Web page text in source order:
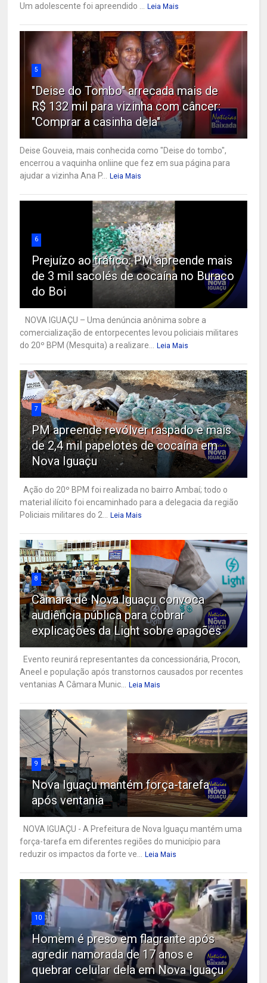
Um adolescente foi apreendido ... Leia Mais
5
"Deise do Tombo" arrecada mais de
R$ 132 mil para vizinha com câncer:
"Comprar a casinha dela"
Deise Gouveia, mais conhecida como "Deise do tombo",
encerrou a vaquinha onliine que fez em sua página para
ajudar a vizinha Ana P... Leia Mais
6
Prejuízo ao tráfico: PM apreende mais
de 3 mil sacolés de cocaína no Buraco
do Boi
NOVA IGUAÇU – Uma denúncia anônima sobre a
comercialização de entorpecentes levou policiais militares
do 20º BPM (Mesquita) a realizare... Leia Mais
7
PM apreende revólver raspado e mais
de 2,4 mil papelotes de cocaína em
Nova Iguaçu
Ação do 20º BPM foi realizada no bairro Ambaí; todo o
material ilícito foi encaminhado para a delegacia da região
Policiais militares do 2... Leia Mais
8
Câmara de Nova Iguaçu convoca
audiência pública para cobrar
explicações da Light sobre apagões
Evento reunirá representantes da concessionária, Procon,
Aneel e população após transtornos causados por recentes
ventanias A Câmara Munic... Leia Mais
9
Nova Iguaçu mantém força-tarefa
após ventania
NOVA IGUAÇU - A Prefeitura de Nova Iguaçu mantém uma
força-tarefa em diferentes regiões do município para
reduzir os impactos da forte ve... Leia Mais
10
Homem é preso em flagrante após
agredir namorada de 17 anos e
quebrar celular dela em Nova Iguaçu